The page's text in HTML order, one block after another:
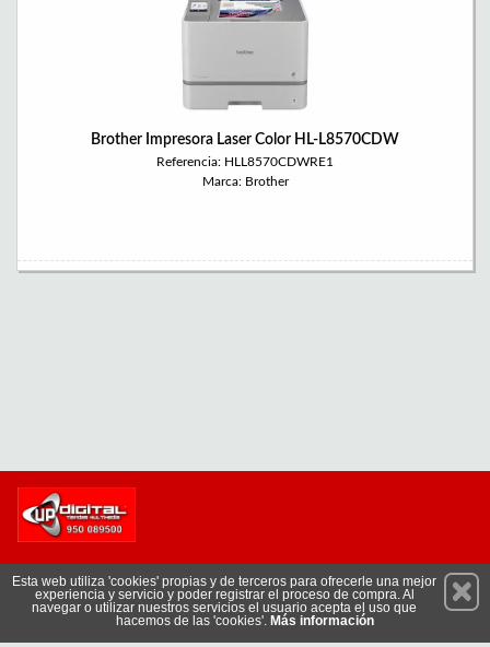
Brother Impresora Laser Color HL-L8570CDW
Referencia: HLL8570CDWRE1
Marca: Brother
Suscríbete
Esta web utiliza 'cookies' propias y de terceros para ofrecerle una mejor
experiencia y servicio y poder registrar el proceso de compra. Al
navegar o utilizar nuestros servicios el usuario acepta el uso que
hacemos de las 'cookies'. Más información